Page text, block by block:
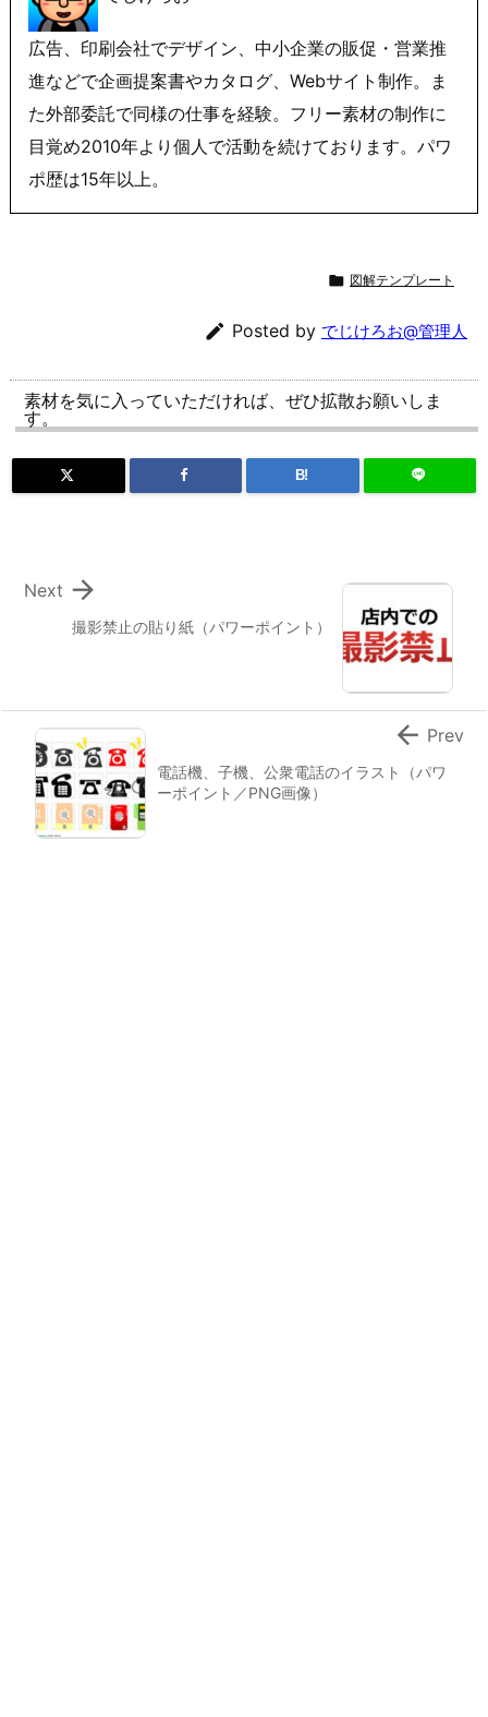
広告、印刷会社でデザイン、中小企業の販促・営業推
進などで企画提案書やカタログ、Webサイト制作。ま
た外部委託で同様の仕事を経験。フリー素材の制作に
目覚め2010年より個人で活動を続けております。パワ
ポ歴は15年以上。
 図解テンプレート
 Posted by でじけろお@管理人
素材を気に入っていただければ、ぜひ拡散お願いしま
す。
B!
撮影禁止の貼り紙（パワーポイント）

Next
電話機、子機、公衆電話のイラスト（パワ
ーポイント／PNG画像）
 Prev